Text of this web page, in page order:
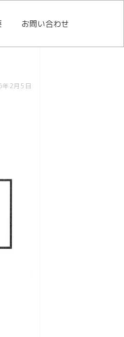
お問い合わせ
2月5日